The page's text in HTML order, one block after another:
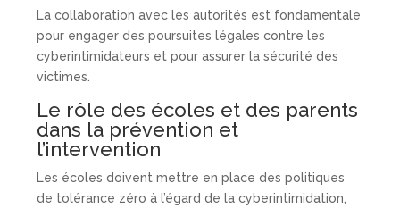
La collaboration avec les autorités est fondamentale
pour engager des poursuites légales contre les
cyberintimidateurs et pour assurer la sécurité des
victimes.
Le rôle des écoles et des parents
dans la prévention et
l’intervention
Les écoles doivent mettre en place des politiques
de tolérance zéro à l’égard de la cyberintimidation,